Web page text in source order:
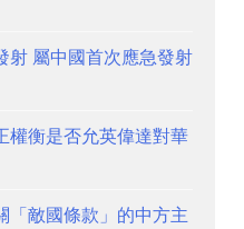
射 屬中國首次應急發射
權衡是否允英偉達對華
「敵國條款」的中方主